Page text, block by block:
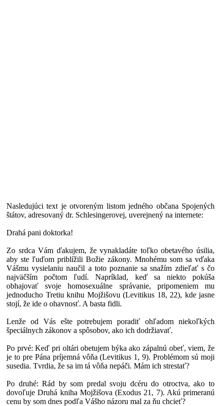
Nasledujúci text je otvoreným listom jedného občana Spojených
štátov, adresovaný dr. Schlesingerovej, uverejnený na internete:
Drahá pani doktorka!
Zo srdca Vám ďakujem, že vynakladáte toľko obetavého úsilia,
aby ste ľuďom priblížili Božie zákony. Mnohému som sa vďaka
Vášmu vysielaniu naučil a toto poznanie sa snažím zdieľať s čo
najväčším počtom ľudí. Napríklad, keď sa niekto pokúša
obhajovať svoje homosexuálne správanie, pripomeniem mu
jednoducho Tretiu knihu Mojžišovu (Levitikus 18, 22), kde jasne
stojí, že ide o ohavnosť. A basta fidli.
Lenže od Vás ešte potrebujem poradiť ohľadom niekoľkých
špeciálnych zákonov a spôsobov, ako ich dodržiavať.
Po prvé: Keď pri oltári obetujem býka ako zápalnú obeť, viem, že
je to pre Pána príjemná vôňa (Levitikus 1, 9). Problémom sú moji
susedia. Tvrdia, že sa im tá vôňa nepáči. Mám ich strestať?
Po druhé: Rád by som predal svoju dcéru do otroctva, ako to
dovoľuje Druhá kniha Mojžišova (Exodus 21, 7). Akú primeranú
cenu by som dnes podľa Vášho názoru mal za ňu chcieť?